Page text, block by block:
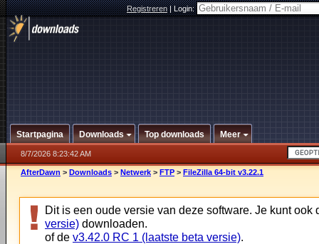
Registreren|Login:
Startpagina Downloads Top downloads Meer
8/7/2026 8:23:42 AM
AfterDawn > Downloads > Netwerk > FTP > FileZilla 64-bit v3.22.1
Dit is een oude versie van deze software. Je kunt ook
versie) downloaden.
of de v3.42.0 RC 1 (laatste beta versie).